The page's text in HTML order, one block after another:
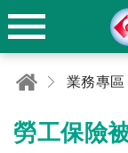
業務專區
勞工保險